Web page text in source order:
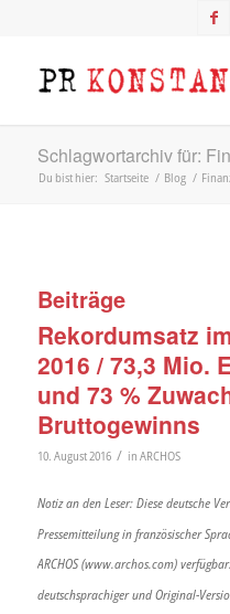
Schlagwortarchiv für:
Du bist hier: Startseite / Blog /
Beiträge
Rekordumsatz
2016 / 73,3 Mio.
und 73 %
Bruttogewinns
10. August 2016 / in ARCHOS
Notiz an den Leser: Diese deutsche
Pressemitteilung in französischer
ARCHOS (www.archos.com)
deutschsprachiger und Original-